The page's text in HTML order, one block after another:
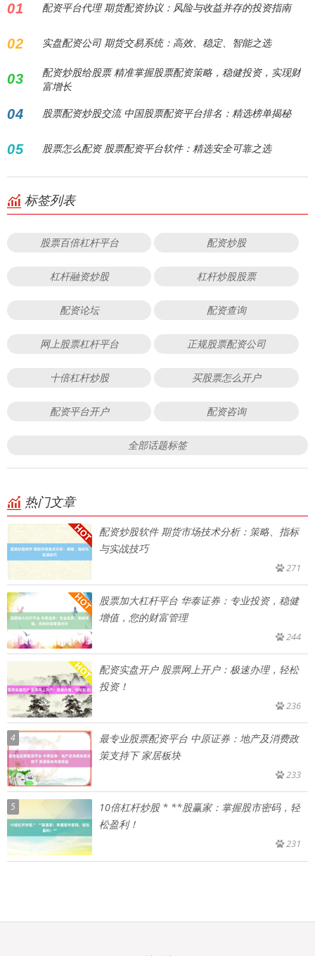
01 配资平台代理 期货配资协议：风险与收益并存的投资指南
02 实盘配资公司 期货交易系统：高效、稳定、智能之选
03
配资炒股给股票 精准掌握股票配资策略，稳健投资，实现财
富增长
04 股票配资炒股交流 中国股票配资平台排名：精选榜单揭秘
05 股票怎么配资 股票配资平台软件：精选安全可靠之选
标签列表
股票百倍杠杆平台 配资炒股
杠杆融资炒股 杠杆炒股股票
配资论坛 配资查询
网上股票杠杆平台 正规股票配资公司
十倍杠杆炒股 买股票怎么开户
配资平台开户 配资咨询
全部话题标签
热门文章
配资炒股软件 期货市场技术分析：策略、指标
与实战技巧
271
股票加大杠杆平台 华泰证券：专业投资，稳健
增值，您的财富管理
244
配资实盘开户 股票网上开户：极速办理，轻松
投资！
236
4
最专业股票配资平台 中原证券：地产及消费政
策支持下 家居板块
233
5
10倍杠杆炒股 * **股赢家：掌握股市密码，轻
松盈利！
231